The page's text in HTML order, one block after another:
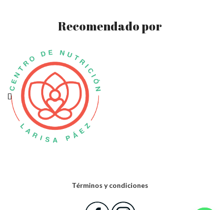
Recomendado por
Términos y condiciones